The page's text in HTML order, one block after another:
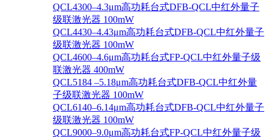
QCL4300–4.3μm高功耗台式DFB-QCL中红外量子
级联激光器 100mW
QCL4430–4.43μm高功耗台式DFB-QCL中红外量子
级联激光器 100mW
QCL4600–4.6μm高功耗台式FP-QCL中红外量子级
联激光器 400mW
QCL5184 –5.18μm高功耗台式DFB-QCL中红外量
子级联激光器 100mW
QCL6140–6.14μm高功耗台式DFB-QCL中红外量子
级联激光器 100mW
QCL9000–9.0μm高功耗台式FP-QCL中红外量子级